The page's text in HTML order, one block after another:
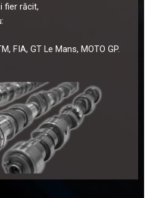
fier răcit,
FIA, GT Le Mans, MOTO GP.